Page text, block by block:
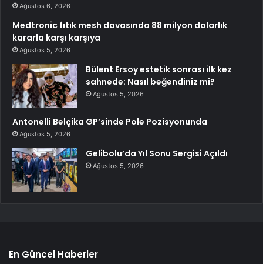
Ağustos 6, 2026
Medtronic fıtık mesh davasında 88 milyon dolarlık
kararla karşı karşıya
Ağustos 5, 2026
Bülent Ersoy estetik sonrası ilk kez
sahnede: Nasıl beğendiniz mi?
Ağustos 5, 2026
Antonelli Belçika GP’sinde Pole Pozisyonunda
Ağustos 5, 2026
Gelibolu’da Yıl Sonu Sergisi Açıldı
Ağustos 5, 2026
En Güncel Haberler